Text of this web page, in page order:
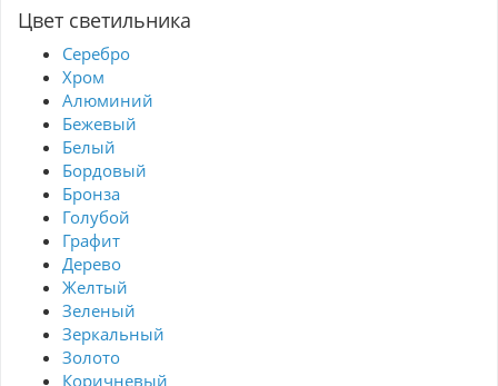
Цвет светильника
Серебро
Хром
Алюминий
Бежевый
Белый
Бордовый
Бронза
Голубой
Графит
Дерево
Желтый
Зеленый
Зеркальный
Золото
Коричневый